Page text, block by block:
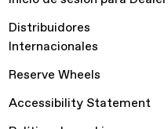
Distribuidores
Internacionales
Reserve Wheels
Accessibility Statement